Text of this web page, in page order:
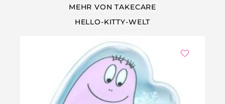
MEHR VON TAKECARE
HELLO-KITTY-WELT